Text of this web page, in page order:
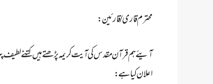
محترم قاری / قارئین :
آیئے ہم قرآن مقدس کی آیت کریمہ پڑھتےہیں کتنے لطیف
اعلان کیا ہے :